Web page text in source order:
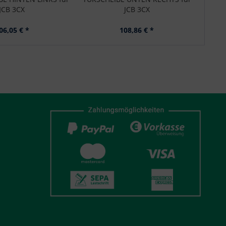
JCB 3CX
€ *
JCB 3CX
108,86 € *